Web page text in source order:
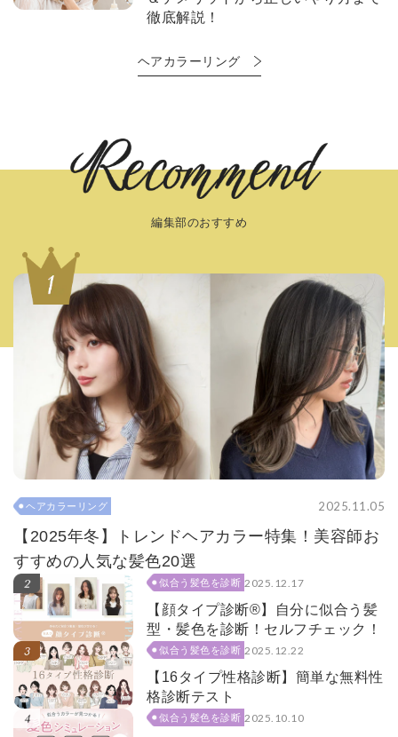
徹底解説！
ヘアカラーリング
編集部のおすすめ
ヘアカラーリング 2025.11.05
【2025年冬】トレンドヘアカラー特集！美容師お
すすめの人気な髪色20選
似合う髪色を診断 2025.12.17
【顔タイプ診断®】自分に似合う髪
型・髪色を診断！セルフチェック！
似合う髪色を診断 2025.12.22
【16タイプ性格診断】簡単な無料性
格診断テスト
似合う髪色を診断 2025.10.10